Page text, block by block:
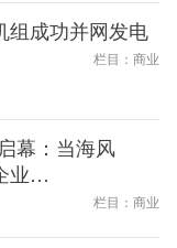
组成功并网发电
栏目：商业
幕：当海风
业…
栏目：商业